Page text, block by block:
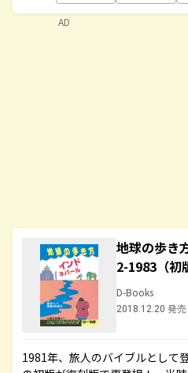
地球の歩き
2-1983（初
D-Books
2018.12.20 発売
1981年、旅人のバイブルとして
AD